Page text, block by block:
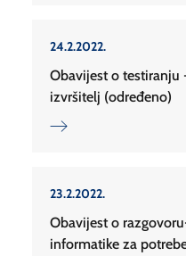
24.2.2022.
Obavijest o testiranju
izvršitelj (određeno)
23.2.2022.
Obavijest o
informatike za